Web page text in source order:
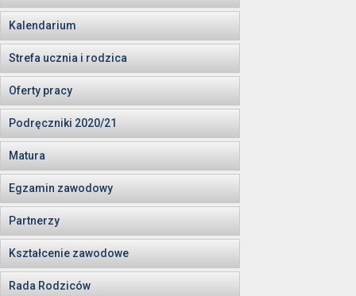
Kalendarium
Strefa ucznia i rodzica
Oferty pracy
Podręczniki 2020/21
Matura
Egzamin zawodowy
Partnerzy
Kształcenie zawodowe
Rada Rodziców